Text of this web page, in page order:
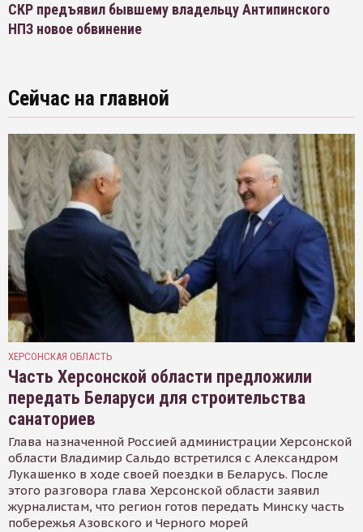
СКР предъявил бывшему владельцу Антипинского
НПЗ новое обвинение
Сейчас на главной
ХЕРСОНСКАЯ ОБЛАСТЬ
Часть Херсонской области предложили
передать Беларуси для строительства
санаториев
Глава назначенной Россией администрации Херсонской
области Владимир Сальдо встретился с Александром
Лукашенко в ходе своей поездки в Беларусь. После
этого разговора глава Херсонской области заявил
журналистам, что регион готов передать Минску часть
побережья Азовского и Черного морей